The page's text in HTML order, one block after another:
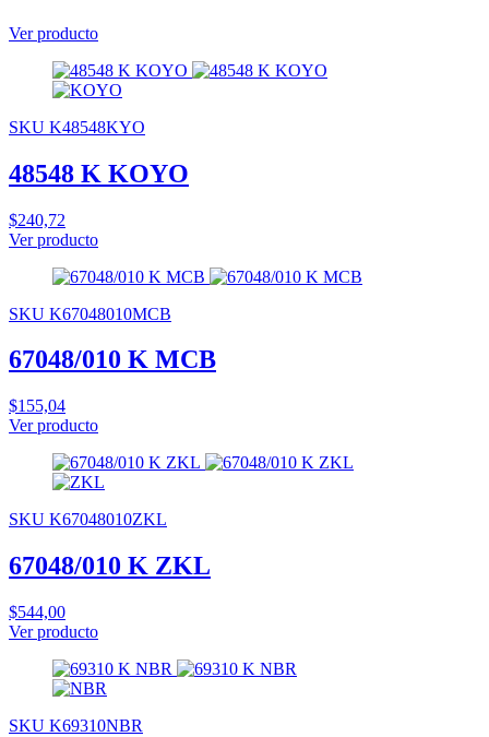
Ver producto
SKU K48548KYO
48548 K KOYO
$240,72
Ver producto
SKU K67048010MCB
67048/010 K MCB
$155,04
Ver producto
SKU K67048010ZKL
67048/010 K ZKL
$544,00
Ver producto
SKU K69310NBR